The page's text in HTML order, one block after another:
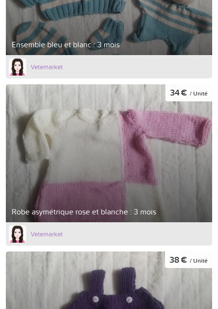
Ensemble bleu et blanc : 3 mois
Vetemarket
Robe asymétrique rose et blanche : 3 mois
34 € / Unité
Vetemarket
38 € / Unité